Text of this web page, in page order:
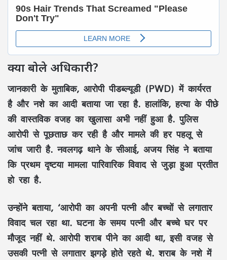
क्या बोले अधिकारी?
जानकारी के मुताबिक, आरोपी पीडब्ल्यूडी (PWD) में कार्यरत
है और नशे का आदी बताया जा रहा है. हालांकि, हत्या के पीछे
की वास्तविक वजह का खुलासा अभी नहीं हुआ है. पुलिस
आरोपी से पूछताछ कर रही है और मामले की हर पहलू से
जांच जारी है. नवलगढ़ थाने के सीआई, अजय सिंह ने बताया
कि प्रथम दृष्टया मामला पारिवारिक विवाद से जुड़ा हुआ प्रतीत
हो रहा है.
उन्होंने बताया, ‘आरोपी का अपनी पत्नी और बच्चों से लगातार
विवाद चल रहा था. घटना के समय पत्नी और बच्चे घर पर
मौजूद नहीं थे. आरोपी शराब पीने का आदी था, इसी वजह से
उसकी पत्नी से लगातार झगड़े होते रहते थे. शराब के नशे में